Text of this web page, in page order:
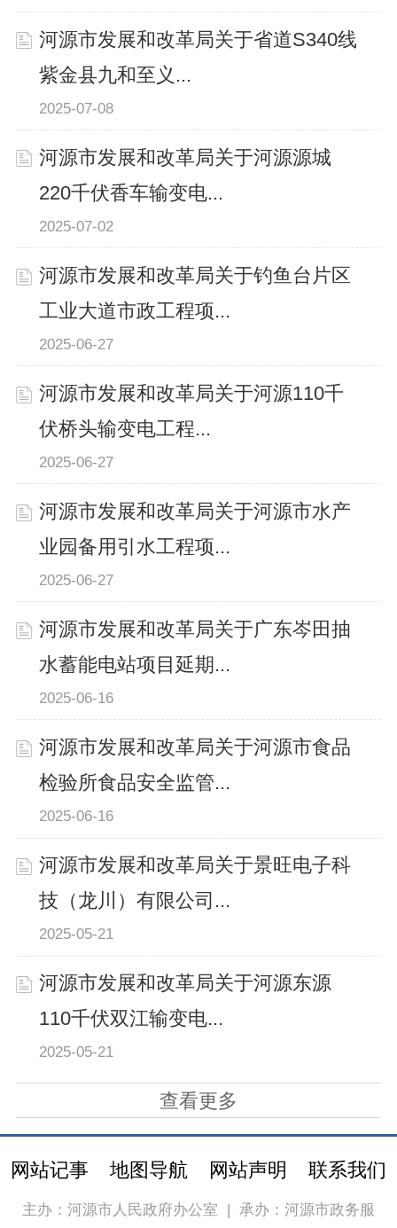
河源市发展和改革局关于省道S340线
紫金县九和至义...
2025-07-08
河源市发展和改革局关于河源源城
220千伏香车输变电...
2025-07-02
河源市发展和改革局关于钓鱼台片区
工业大道市政工程项...
2025-06-27
河源市发展和改革局关于河源110千
伏桥头输变电工程...
2025-06-27
河源市发展和改革局关于河源市水产
业园备用引水工程项...
2025-06-27
河源市发展和改革局关于广东岑田抽
水蓄能电站项目延期...
2025-06-16
河源市发展和改革局关于河源市食品
检验所食品安全监管...
2025-06-16
河源市发展和改革局关于景旺电子科
技（龙川）有限公司...
2025-05-21
河源市发展和改革局关于河源东源
110千伏双江输变电...
2025-05-21
查看更多
网站记事 地图导航 网站声明 联系我们
主办：河源市人民政府办公室 承办：河源市政务服